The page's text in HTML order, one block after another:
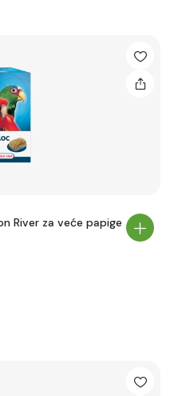
River za veće papige